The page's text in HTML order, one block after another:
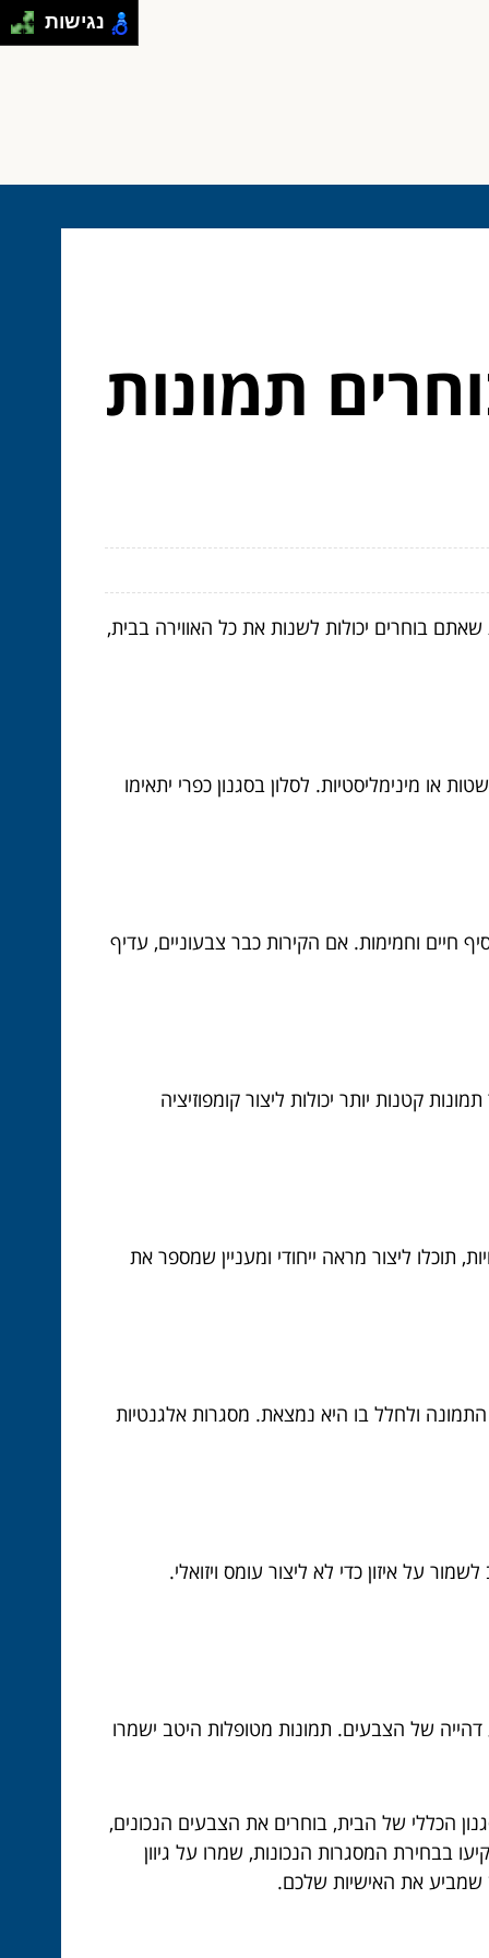
תמונות
בוחרים יכולות לשנות את כל האווירה בבית,
או מינימליסטיות. לסלון בסגנון כפרי יתאימו
חיים וחמימות. אם הקירות כבר צבעוניים, עדיף
קטנות יותר יכולות ליצור קומפוזיציה
תוכלו ליצור מראה ייחודי ומעניין שמספר את
ולחלל בו היא נמצאת. מסגרות אלגנטיות
על איזון כדי לא ליצור עומס ויזואלי.
של הצבעים. תמונות מטופלות היטב ישמרו
הכללי של הבית, בוחרים את הצבעים הנכונים,
בבחירת המסגרות הנכונות, שמרו על גיוון
שמביע את האישיות שלכם.
נגישות